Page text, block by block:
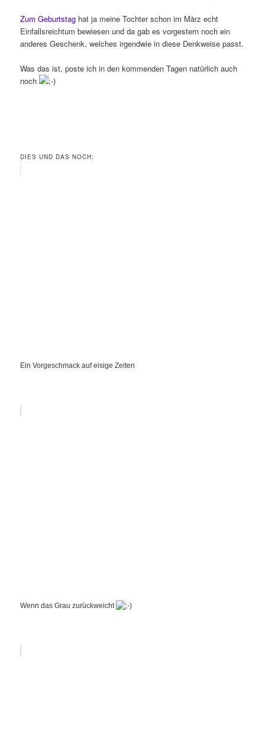
Zum Geburtstag hat ja meine Tochter schon im März echt
Einfallsreichtum bewiesen und da gab es vorgestern noch ein
anderes Geschenk, welches irgendwie in diese Denkweise passt.
Was das ist, poste ich in den kommenden Tagen natürlich auch
noch
DIES UND DAS NOCH:
Ein Vorgeschmack auf eisige Zeiten
Wenn das Grau zurückweicht